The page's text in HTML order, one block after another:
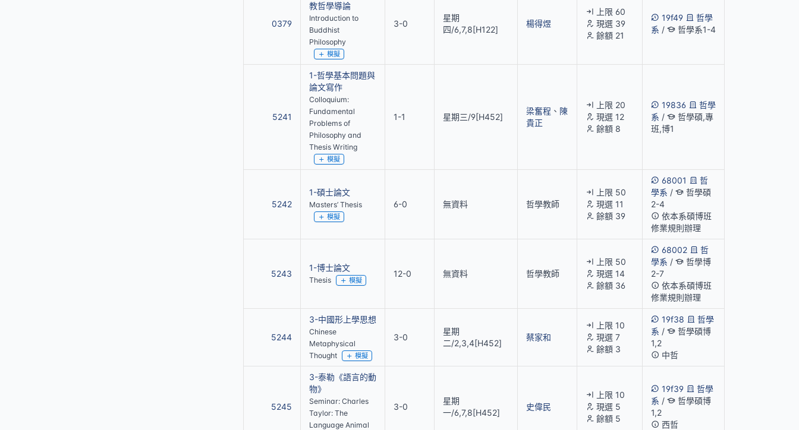
0379
教哲學導論
Introduction to
Buddhist
Philosophy
模擬
3-0
星期
四/6,7,8[H122]
楊得煜
上限 60
現選 39
餘額 21
19f49
哲學
系 / 哲學系1-4
5241
1-哲學基本問題與
論文寫作
Colloquium:
Fundamental
Problems of
Philosophy and
Thesis Writing
模擬
1-1 星期三/9[H452]
梁奮程 、 陳
貴正
上限 20
現選 12
餘額 8
19836
哲學
系 /
哲學碩,專
班,博1
5242
1-碩士論文
Masters’ Thesis
模擬
6-0 無資料 哲學教師
上限 50
現選 11
餘額 39
68001
哲
學系 /
哲學碩
2-4
依本系碩博班
修業規則辦理
5243
1-博士論文
Thesis 模擬
12-0 無資料 哲學教師
上限 50
現選 14
餘額 36
68002
哲
學系 /
哲學博
2-7
依本系碩博班
修業規則辦理
5244
3-中國形上學思想
Chinese
Metaphysical
Thought
模擬
3-0
星期
二/2,3,4[H452]
蔡家和
上限 10
現選 7
餘額 3
19f38
哲學
系 /
哲學碩博
1,2
中哲
5245
3-泰勒《語言的動
物》
Seminar: Charles
Taylor: The
Language Animal
3-0
星期
一/6,7,8[H452]
史偉民
上限 10
現選 5
餘額 5
19f39
哲學
系 /
哲學碩博
1,2
西哲